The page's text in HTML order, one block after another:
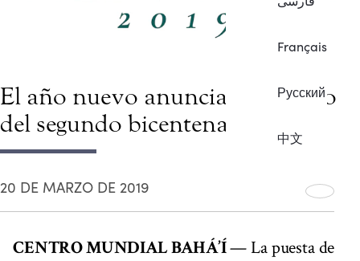
Français
Русский
中文
El año nuevo anuncia el período
del segundo bicentenario
20 DE MARZO DE 2019
CENTRO MUNDIAL BAHÁ’Í— La puesta de